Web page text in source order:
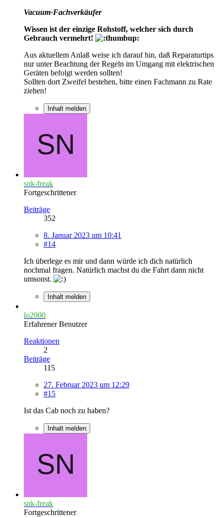
Vacuum-Fachverkäufer
Wissen ist der einzige Rohstoff, welcher sich durch
Gebrauch vermehrt!
Aus aktuellem Anlaß weise ich darauf hin, daß Reparaturtips
nur unter Beachtung der Regeln im Umgang mit elektrischen
Geräten befolgt werden sollten!
Sollten dort Zweifel bestehen, bitte einen Fachmann zu Rate
ziehen!
Inhalt melden
snk-freak
Fortgeschrittener
Beiträge
352
8. Januar 2023 um 10:41
#14
Ich überlege es mir und dann würde ich dich natürlich
nochmal fragen. Natürlich machst du die Fahrt dann nicht
umsonst.
Inhalt melden
lo2000
Erfahrener Benutzer
Reaktionen
2
Beiträge
115
27. Februar 2023 um 12:29
#15
Ist das Cab noch zu haben?
Inhalt melden
snk-freak
Fortgeschrittener